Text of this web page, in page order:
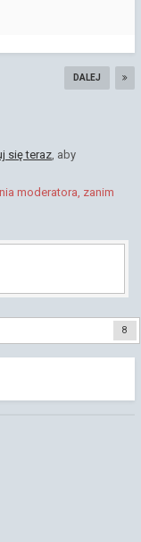
DALEJ
się teraz , aby
moderatora, zanim
8